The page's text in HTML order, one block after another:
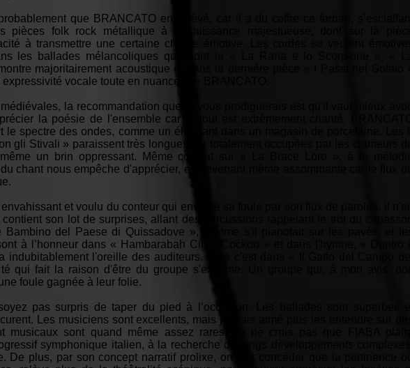
que BRANCATO en a rêvé, car il a du coffre ce forban, s’esclaffant
pièces folk rock métallique à la puissance majestueuse, dont sur la pièce
à transmettre une certaine charge émotive. Les cordes se veulent émotives
les ballades mélancoliques que sont la « La Rana e lo Scorpione », « La
majoritairement acoustique et dans la dernière pièce « I Passi nel Solaio »
vocale toute en nuances de BRANCATO.
la recommandation que je vous prodiguerais est qu'il vaut mieux avoir
la poésie de l'ensemble car le tout est extrêmement chanté. BRANCATO
spectre des ondes, comme un éléphant dans un magasin de porcelaine. Les 6
gli Stivali » paraissent très longues car totalement occupées par les clameurs de
un brin oppressant. Même constat sur « La Brace Loro », à la mélodie
chant nous empêche d'apprécier, en devenant même assommante car le flux de
et voulu du conteur qui envoûte sa foule par son flux de paroles, il n'en
son lot de surprises, allant des percussions rappelant le trot du canasson
del Paese di Quissadove », comme s'il pianotait sur les pavés, et les
à l’honneur dans « Hambarabah Ciicci Cockoo » et dans l'hymne, « Dentro il
indubitablement l'oreille des auditeurs. Mais c'est dans « Il Gatto del Campo dei
qui fait la raison d'être du groupe s'exprime. Un groupe qui, à mon avis, doit
foule gagnée à leur folie.
pas surpris de taper du pied à l’occasion. Les ballades sont superbes et
Les musiciens sont excellents, mais j'aurais aimé plus les entendre sur des
musicaux sont quand même assez rares. Je ne crois pas que FIABA plaira
symphonique italien, à la recherche de longs développements complexes,
De plus, par son concept narratif prolixe, on doit concéder que la pertinence ou